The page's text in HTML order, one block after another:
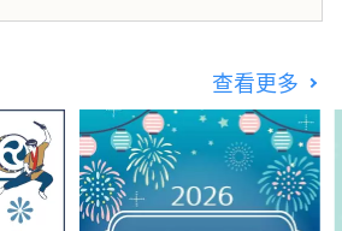
查看更多